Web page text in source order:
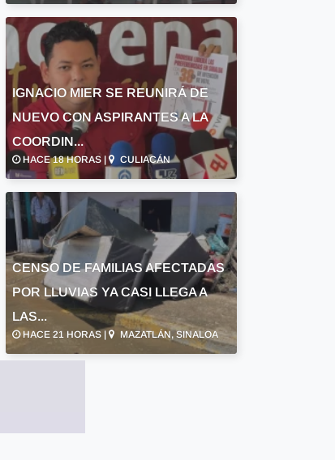
IGNACIO MIER SE REUNIRÁ DE
NUEVO CON ASPIRANTES A LA
COORDIN...
HACE 18 HORAS | CULIACÁN
CENSO DE FAMILIAS AFECTADAS
POR LLUVIAS YA CASI LLEGA A
LAS...
HACE 21 HORAS | MAZATLÁN, SINALOA